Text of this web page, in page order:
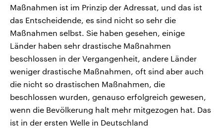
Maßnahmen ist im Prinzip der Adressat, und das ist
das Entscheidende, es sind nicht so sehr die
Maßnahmen selbst. Sie haben gesehen, einige
Länder haben sehr drastische Maßnahmen
beschlossen in der Vergangenheit, andere Länder
weniger drastische Maßnahmen, oft sind aber auch
die nicht so drastischen Maßnahmen, die
beschlossen wurden, genauso erfolgreich gewesen,
wenn die Bevölkerung halt mehr mitgezogen hat. Das
ist in der ersten Welle in Deutschland